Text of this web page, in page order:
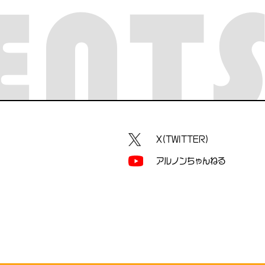
X(TWITTER)
アルノンちゃんねる